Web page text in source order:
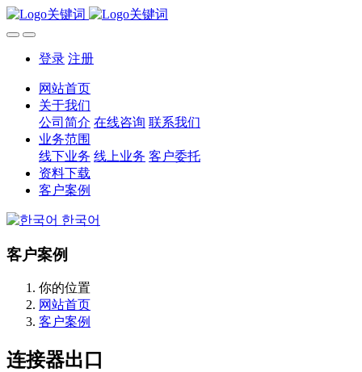
登录 注册
网站首页
关于我们
公司简介 在线咨询 联系我们
业务范围
线下业务 线上业务 客户委托
资料下载
客户案例
한국어
客户案例
你的位置
网站首页
客户案例
连接器出口